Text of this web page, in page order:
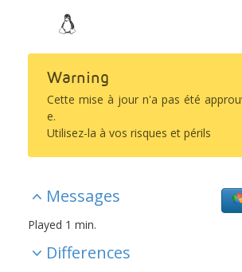
Warning
Cette mise à jour n'a pas été
e.
Utilisez-la à vos risques et périls
Messages
Played 1 min.
Differences